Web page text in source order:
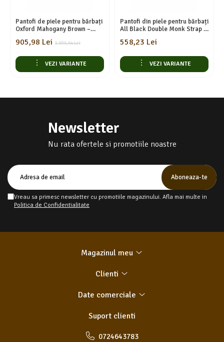
Pantofi de piele pentru bărbați
Oxford Mahogany Brown –
Clasică
1.006,64 Lei
905,98 Lei
VEZI VARIANTE
Pantofi din piele pentru bărbați
All Black Double Monk Strap –
Manuală, Detalii Exclusiviste
558,23 Lei
VEZI VARIANTE
Newsletter
Nu rata ofertele si promotiile noastre
Vreau sa primesc newsletter cu promotiile magazinului. Afla mai multe in
Politica de Confidentialitate
Magazinul meu
Clienti
Date comerciale
Suport clienti
0724643783